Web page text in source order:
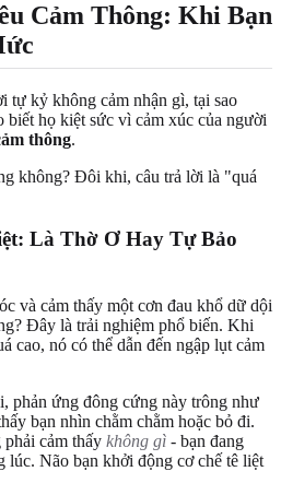
Cảm Thông: Khi Bạn
tự kỷ không cảm nhận gì, tại sao
họ kiệt sức vì cảm xúc của người
thông.
không? Đôi khi, câu trả lời là "quá
Là Thờ Ơ Hay Tự Bảo
và cảm thấy một cơn đau khổ dữ dội
Đây là trải nghiệm phổ biến. Khi
cao, nó có thể dẫn đến ngập lụt cảm
phản ứng đông cứng này trông như
bạn nhìn chằm chằm hoặc bỏ đi.
cảm thấy không gì - bạn đang
lúc. Não bạn khởi động cơ chế tê liệt